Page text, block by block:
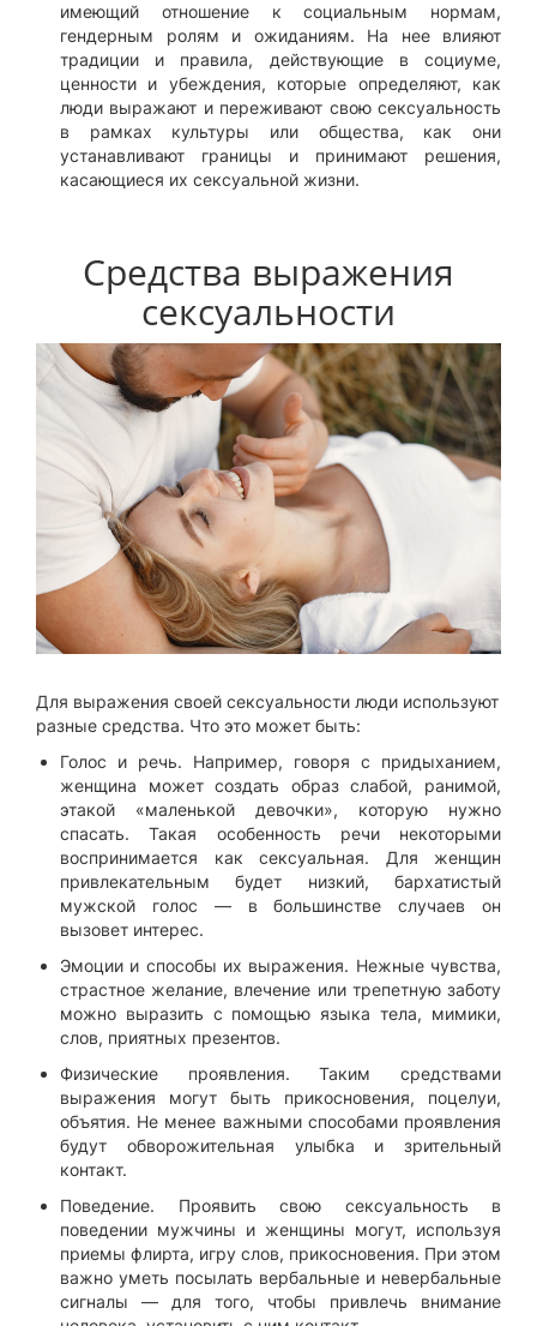
имеющий отношение к социальным нормам,
гендерным ролям и ожиданиям. На нее влияют
традиции и правила, действующие в социуме,
ценности и убеждения, которые определяют, как
люди выражают и переживают свою сексуальность
в рамках культуры или общества, как они
устанавливают границы и принимают решения,
касающиеся их сексуальной жизни.
Средства выражения
сексуальности
Для выражения своей сексуальности люди используют
разные средства. Что это может быть:
Голос и речь. Например, говоря с придыханием,
женщина может создать образ слабой, ранимой,
этакой «маленькой девочки», которую нужно
спасать. Такая особенность речи некоторыми
воспринимается как сексуальная. Для женщин
привлекательным будет низкий, бархатистый
мужской голос — в большинстве случаев он
вызовет интерес.
Эмоции и способы их выражения. Нежные чувства,
страстное желание, влечение или трепетную заботу
можно выразить с помощью языка тела, мимики,
слов, приятных презентов.
Физические проявления. Таким средствами
выражения могут быть прикосновения, поцелуи,
объятия. Не менее важными способами проявления
будут обворожительная улыбка и зрительный
контакт.
Поведение. Проявить свою сексуальность в
поведении мужчины и женщины могут, используя
приемы флирта, игру слов, прикосновения. При этом
важно уметь посылать вербальные и невербальные
сигналы — для того, чтобы привлечь внимание